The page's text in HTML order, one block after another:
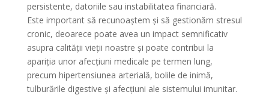
persistente, datoriile sau instabilitatea financiară.
Este important să recunoaștem și să gestionăm stresul
cronic, deoarece poate avea un impact semnificativ
asupra calității vieții noastre și poate contribui la
apariția unor afecțiuni medicale pe termen lung,
precum hipertensiunea arterială, bolile de inimă,
tulburările digestive și afecțiuni ale sistemului imunitar.